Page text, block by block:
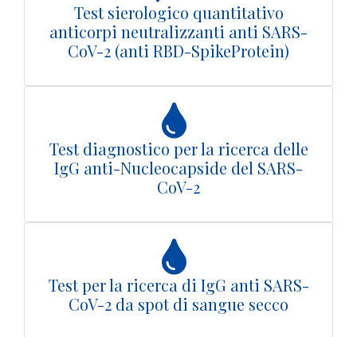
Test sierologico quantitativo
anticorpi neutralizzanti anti SARS-
CoV-2 (anti RBD-SpikeProtein)
Test diagnostico per la ricerca delle
IgG anti-Nucleocapside del SARS-
CoV-2
Test per la ricerca di IgG anti SARS-
CoV-2 da spot di sangue secco